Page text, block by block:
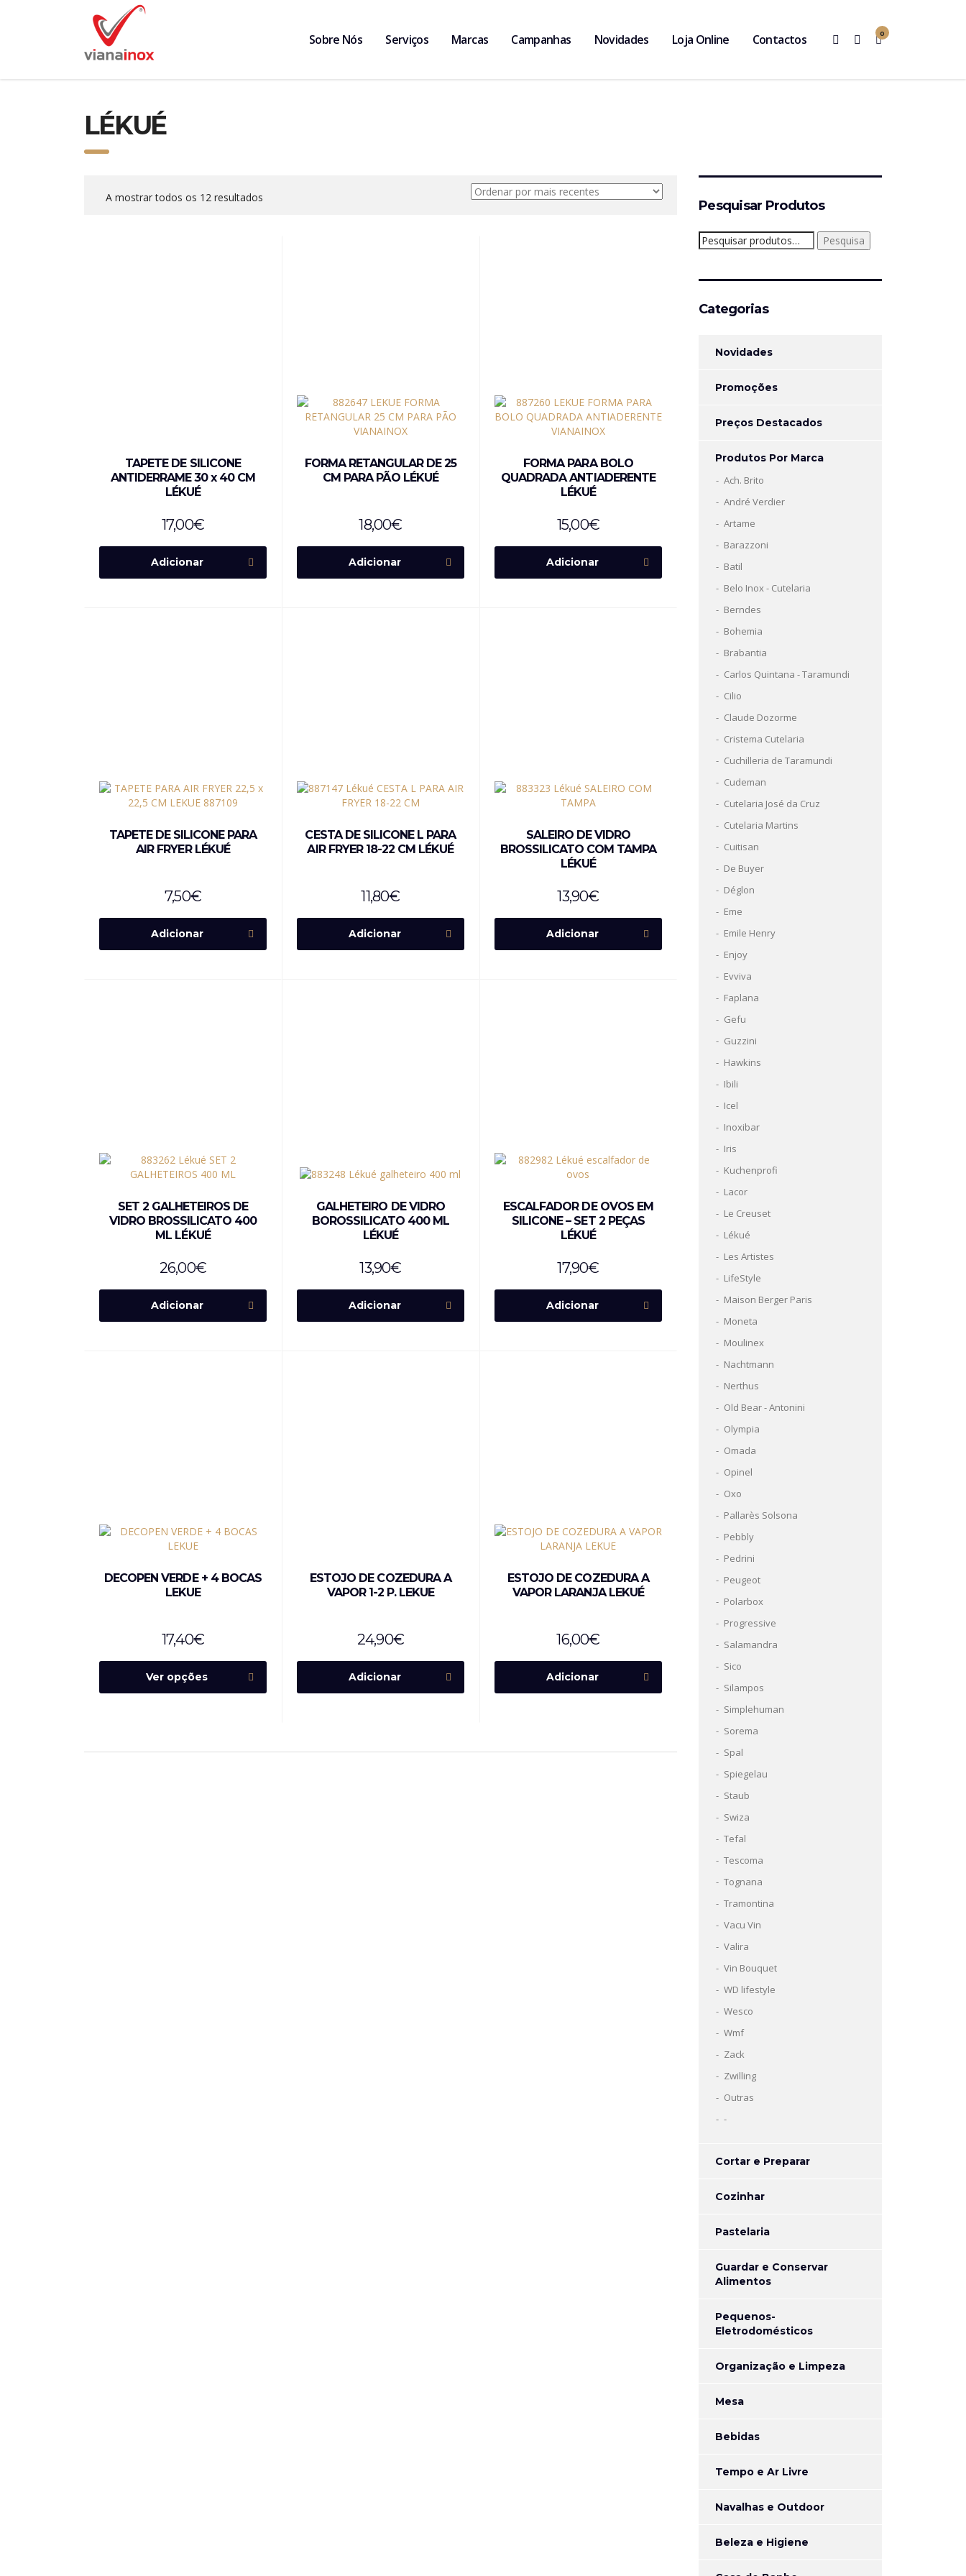
0
Sobre Nós Serviços Marcas Campanhas Novidades Loja Online Contactos
LÉKUÉ
A mostrar todos os 12 resultados
TAPETE DE SILICONE
ANTIDERRAME 30 x 40 CM
LÉKUÉ
17,00€
Adicionar
FORMA RETANGULAR DE 25
CM PARA PÃO LÉKUÉ
18,00€
Adicionar
FORMA PARA BOLO
QUADRADA ANTIADERENTE
LÉKUÉ
15,00€
Adicionar
TAPETE DE SILICONE PARA
AIR FRYER LÉKUÉ
7,50€
Adicionar
CESTA DE SILICONE L PARA
AIR FRYER 18-22 CM LÉKUÉ
11,80€
Adicionar
SALEIRO DE VIDRO
BROSSILICATO COM TAMPA
LÉKUÉ
13,90€
Adicionar
SET 2 GALHETEIROS DE
VIDRO BROSSILICATO 400
ML LÉKUÉ
26,00€
Adicionar
GALHETEIRO DE VIDRO
BOROSSILICATO 400 ML
LÉKUÉ
13,90€
Adicionar
ESCALFADOR DE OVOS EM
SILICONE – SET 2 PEÇAS
LÉKUÉ
17,90€
Adicionar
DECOPEN VERDE + 4 BOCAS
LEKUE
17,40€
Ver opções
ESTOJO DE COZEDURA A
VAPOR 1-2 P. LEKUE
24,90€
Adicionar
ESTOJO DE COZEDURA A
VAPOR LARANJA LEKUÉ
16,00€
Adicionar
Pesquisar Produtos
Pesquisar
por:
Pesquisa
Categorias
Novidades
Promoções
Preços Destacados
Produtos Por Marca
Ach. Brito
André Verdier
Artame
Barazzoni
Batil
Belo Inox - Cutelaria
Berndes
Bohemia
Brabantia
Carlos Quintana - Taramundi
Cilio
Claude Dozorme
Cristema Cutelaria
Cuchilleria de Taramundi
Cudeman
Cutelaria José da Cruz
Cutelaria Martins
Cuitisan
De Buyer
Déglon
Eme
Emile Henry
Enjoy
Evviva
Faplana
Gefu
Guzzini
Hawkins
Ibili
Icel
Inoxibar
Iris
Kuchenprofi
Lacor
Le Creuset
Lékué
Les Artistes
LifeStyle
Maison Berger Paris
Moneta
Moulinex
Nachtmann
Nerthus
Old Bear - Antonini
Olympia
Omada
Opinel
Oxo
Pallarès Solsona
Pebbly
Pedrini
Peugeot
Polarbox
Progressive
Salamandra
Sico
Silampos
Simplehuman
Sorema
Spal
Spiegelau
Staub
Swiza
Tefal
Tescoma
Tognana
Tramontina
Vacu Vin
Valira
Vin Bouquet
WD lifestyle
Wesco
Wmf
Zack
Zwilling
Outras
-
Cortar e Preparar
Cozinhar
Pastelaria
Guardar e Conservar
Alimentos
Pequenos-
Eletrodomésticos
Organização e Limpeza
Mesa
Bebidas
Tempo e Ar Livre
Navalhas e Outdoor
Beleza e Higiene